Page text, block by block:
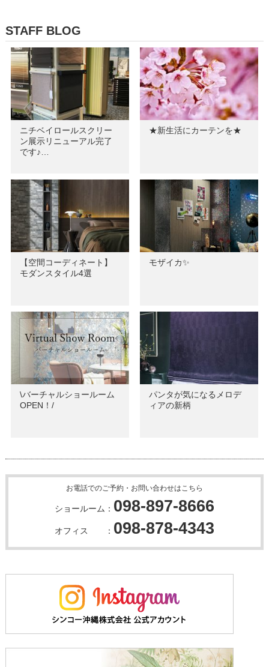
STAFF BLOG
ニチベイロールスクリー
ン展示リニューアル完了
です♪…
★新生活にカーテンを★
【空間コーディネート】
モダンスタイル4選
モザイカ✨
\バーチャルショールーム
OPEN！/
パンタが気になるメロデ
ィアの新柄
お電話でのご予約・お問い合わせはこちら
ショールーム： 098-897-8666
オフィス ： 098-878-4343